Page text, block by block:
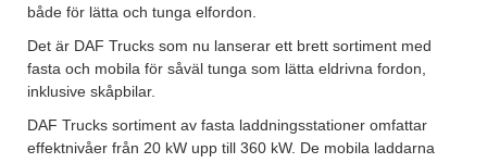
både för lätta och tunga elfordon.
Det är DAF Trucks som nu lanserar ett brett sortiment med
fasta och mobila för såväl tunga som lätta eldrivna fordon,
inklusive skåpbilar.
DAF Trucks sortiment av fasta laddningsstationer omfattar
effektnivåer från 20 kW upp till 360 kW. De mobila laddarna